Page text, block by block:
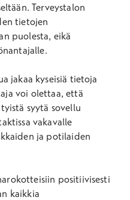
Terveystalon
tietojen
puolesta, eikä
jakaa kyseisiä tietoja
voi olettaa, että
syytä sovellu
vakavalle
ja potilaiden
positiivisesti
kaikkia